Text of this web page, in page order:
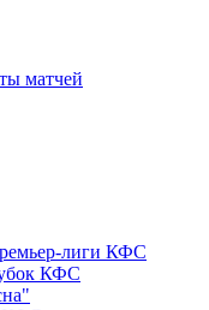
матчей
лиги КФС
КФС